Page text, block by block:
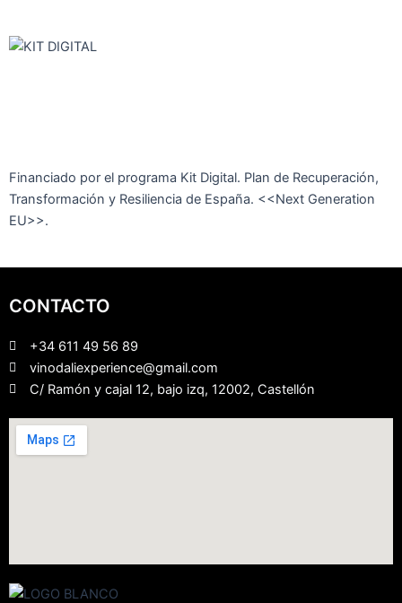
Financiado por el programa Kit Digital. Plan de Recuperación,
Transformación y Resiliencia de España. <<Next Generation
EU>>.
CONTACTO
+34 611 49 56 89
vinodaliexperience@gmail.com
C/ Ramón y cajal 12, bajo izq, 12002, Castellón